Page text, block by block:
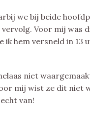
we bij beide
Voor mij was
ik hem versneld in
niet
mij wist ze dit niet
van!